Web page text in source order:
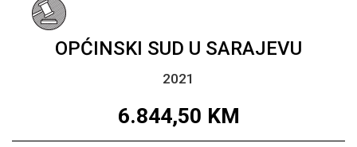
OPĆINSKI SUD U SARAJEVU
2021
6.844,50 KM